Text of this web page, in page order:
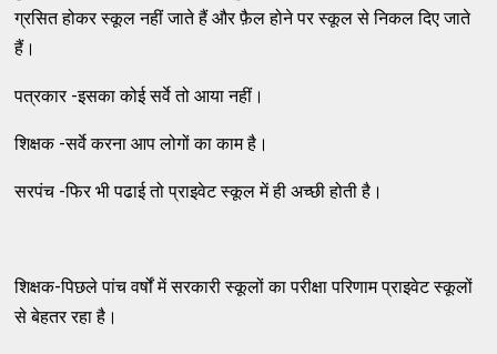
ग्रसित होकर स्कूल नहीं जाते हैं और फ़ैल होने पर स्कूल से निकल दिए जाते
हैं।
पत्रकार -इसका कोई सर्वे तो आया नहीं।
शिक्षक -सर्वे करना आप लोगों का काम है।
सरपंच -फिर भी पढाई तो प्राइवेट स्कूल में ही अच्छी होती है।
शिक्षक-पिछले पांच वर्षों में सरकारी स्कूलों का परीक्षा परिणाम प्राइवेट स्कूलों
से बेहतर रहा है।